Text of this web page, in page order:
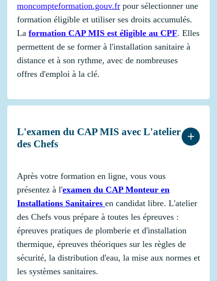
moncompteformation.gouv.fr pour sélectionner une
formation éligible et utiliser ses droits accumulés.
La formation CAP MIS est éligible au CPF. Elles
permettent de se former à l'installation sanitaire à
distance et à son rythme, avec de nombreuses
offres d'emploi à la clé.
L'examen du CAP MIS avec L'atelier
des Chefs
Après votre formation en ligne, vous vous
présentez à l'examen du CAP Monteur en
Installations Sanitaires en candidat libre. L'atelier
des Chefs vous prépare à toutes les épreuves :
épreuves pratiques de plomberie et d'installation
thermique, épreuves théoriques sur les règles de
sécurité, la distribution d'eau, la mise aux normes et
les systèmes sanitaires.